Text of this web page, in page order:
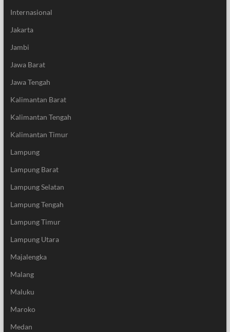
Internasional
Jakarta
Jambi
Jawa Barat
Jawa Tengah
Kalimantan Barat
Kalimantan Tengah
Kalimantan Timur
Lampung
Lampung Barat
Lampung Selatan
Lampung Tengah
Lampung Timur
Lampung Utara
Majalengka
Malang
Maluku
Maroko
Medan